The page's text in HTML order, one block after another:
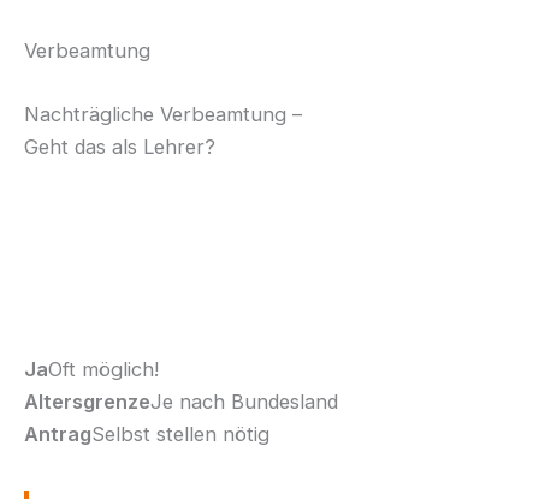
Verbeamtung
Nachträgliche Verbeamtung –
Geht das als Lehrer?
JaOft möglich!
AltersgrenzeJe nach Bundesland
AntragSelbst stellen nötig